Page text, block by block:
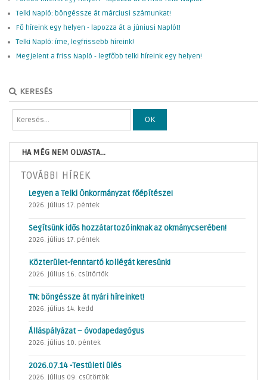
Telki Napló: böngéssze át márciusi számunkat!
Fő híreink egy helyen - lapozza át a júniusi Naplót!
Telki Napló: íme, legfrissebb híreink!
Megjelent a friss Napló - legfőbb telki híreink egy helyen!
KERESÉS
OK
HA MÉG NEM OLVASTA...
TOVÁBBI HÍREK
Legyen a Telki Önkormányzat főépítésze!
2026. július 17. péntek
Segítsünk idős hozzátartozóinknak az okmánycserében!
2026. július 17. péntek
Közterület-fenntartó kollégát keresünk!
2026. július 16. csütörtök
TN: böngéssze át nyári híreinket!
2026. július 14. kedd
Álláspályázat – óvodapedagógus
2026. július 10. péntek
2026.07.14 -Testületi ülés
2026. július 09. csütörtök